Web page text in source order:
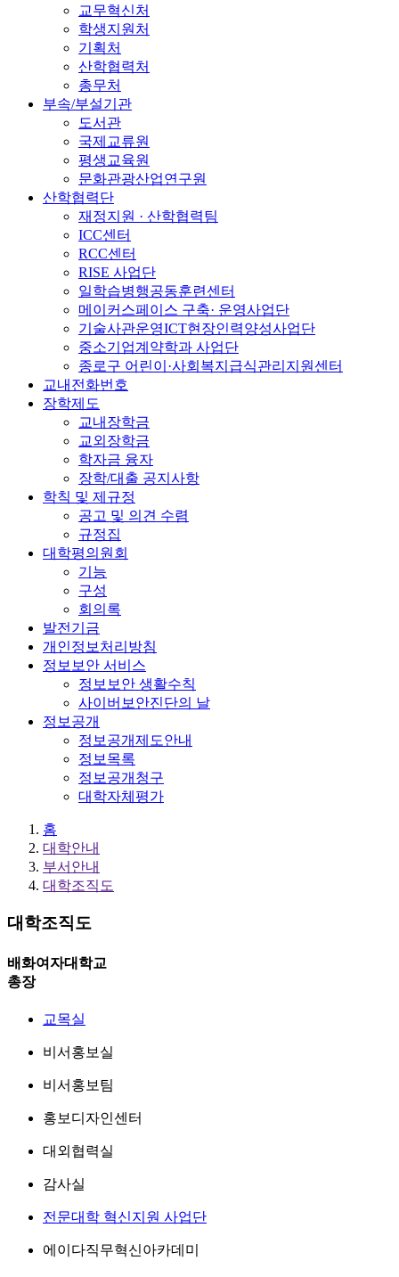
교무혁신처
학생지원처
기획처
산학협력처
총무처
부속/부설기관
도서관
국제교류원
평생교육원
문화관광산업연구원
산학협력단
재정지원 · 산학협력팀
ICC센터
RCC센터
RISE 사업단
일학습병행공동훈련센터
메이커스페이스 구축· 운영사업단
기술사관운영ICT현장인력양성사업단
중소기업계약학과 사업단
종로구 어린이·사회복지급식관리지원센터
교내전화번호
장학제도
교내장학금
교외장학금
학자금 융자
장학/대출 공지사항
학칙 및 제규정
공고 및 의견 수렴
규정집
대학평의원회
기능
구성
회의록
발전기금
개인정보처리방침
정보보안 서비스
정보보안 생활수칙
사이버보안진단의 날
정보공개
정보공개제도안내
정보목록
정보공개청구
대학자체평가
홈
대학안내
부서안내
대학조직도
대학조직도
배화여자대학교
총장
교목실
비서홍보실
비서홍보팀
홍보디자인센터
대외협력실
감사실
전문대학 혁신지원 사업단
에이다직무혁신아카데미